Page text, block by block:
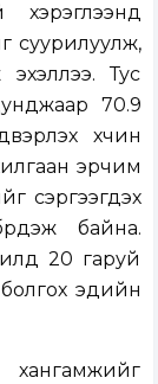
хэрэглээнд
суурилуулж,
Тус
70.9
хүчин
эрчим
сэргээгдэх
байна.
20 гаруй
эдийн
хангамжийг